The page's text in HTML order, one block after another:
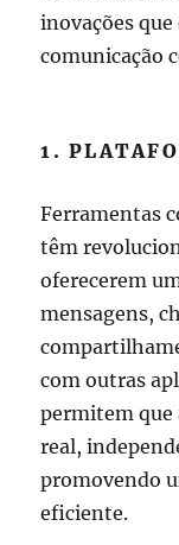
inovações
comunicação
1.
Ferramentas
têm
oferecerem
mensagens,
com outras
permitem que
real,
promovendo
eficiente.